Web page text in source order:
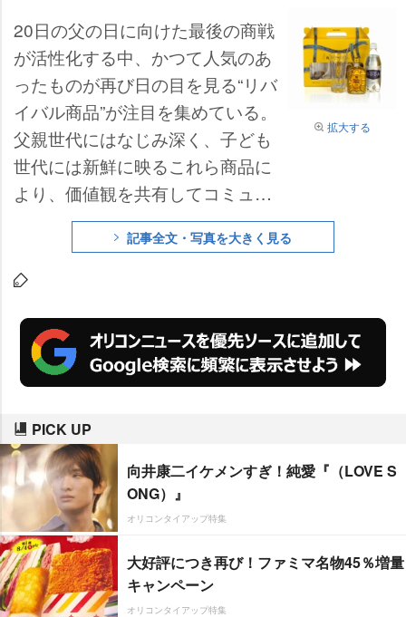
拡大する
20日の父の日に向けた最後の商戦
が活性化する中、かつて人気のあ
ったものが再び日の目を見る“リバ
イバル商品”が注目を集めている。
父親世代にはなじみ深く、子ども
世代には新鮮に映るこれら商品に
より、価値観を共有してコミュニ
ケーションを図れる点が魅力だ。
記事全文・写真を大きく見る
PICK UP
向井康二イケメンすぎ！純愛『（LOVE S
ONG）』
オリコンタイアップ特集
大好評につき再び！ファミマ名物45％増量
キャンペーン
オリコンタイアップ特集